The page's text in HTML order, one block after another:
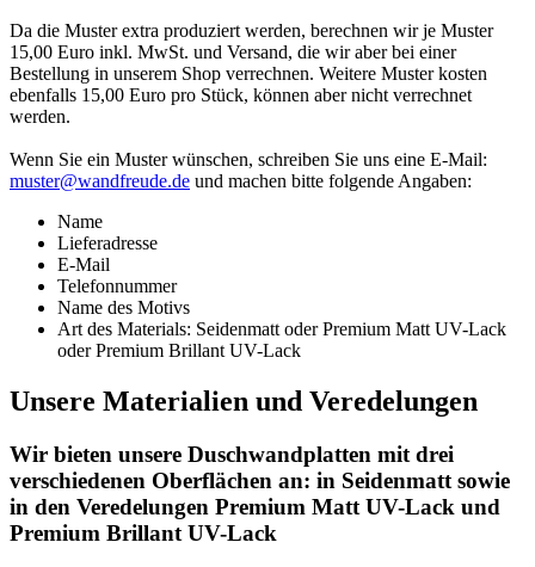
Da die Muster extra produziert werden, berechnen wir je Muster
15,00 Euro inkl. MwSt. und Versand, die wir aber bei einer
Bestellung in unserem Shop verrechnen. Weitere Muster kosten
ebenfalls 15,00 Euro pro Stück, können aber nicht verrechnet
werden.
Wenn Sie ein Muster wünschen, schreiben Sie uns eine E-Mail:
muster@wandfreude.de und machen bitte folgende Angaben:
Name
Lieferadresse
E-Mail
Telefonnummer
Name des Motivs
Art des Materials: Seidenmatt oder Premium Matt UV-Lack
oder Premium Brillant UV-Lack
Unsere Materialien und Veredelungen
Wir bieten unsere Duschwandplatten mit drei
verschiedenen Oberflächen an: in Seidenmatt sowie
in den Veredelungen Premium Matt UV-Lack und
Premium Brillant UV-Lack